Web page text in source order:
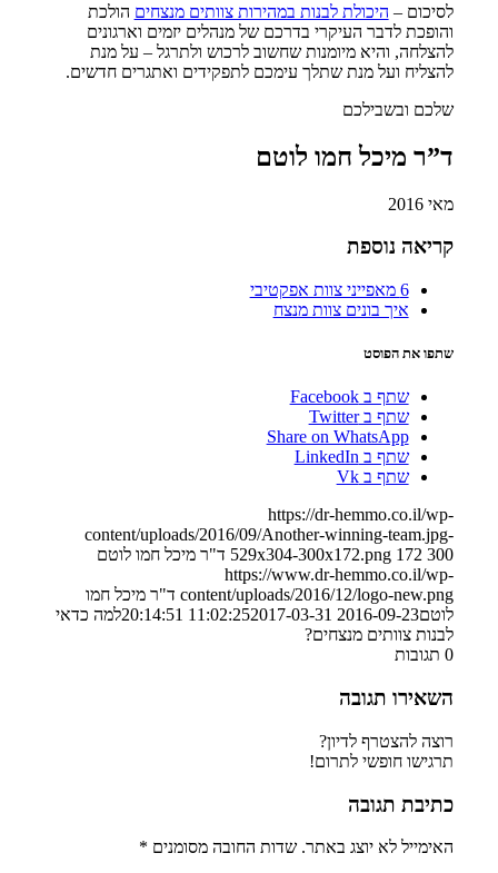
לסיכום – היכולת לבנות במהירות צוותים מנצחים הולכת
והופכת לדבר העיקרי בדרכם של מנהלים יזמים וארגונים
להצלחה, והיא מיומנות שחשוב לרכוש ולתרגל – על מנת
להצליח ועל מנת שתלך עימכם לתפקידים ואתגרים חדשים.
שלכם ובשבילכם
ד”ר מיכל חמו לוטם
מאי 2016
קריאה נוספת
6 מאפייני צוות אפקטיבי
איך בונים צוות מנצח
שתפו את הפוסט
שתף ב Facebook
שתף ב Twitter
Share on WhatsApp
שתף ב LinkedIn
שתף ב Vk
https://dr-hemmo.co.il/wp-
content/uploads/2016/09/Another-winning-team.jpg-
529x304-300x172.png 172 300
ד"ר מיכל חמו לוטם
https://www.dr-hemmo.co.il/wp-
content/uploads/2016/12/logo-new.png ד"ר מיכל חמו
לוטם2016-09-23 11:02:25
2017-03-31 20:14:51
למה כדאי
לבנות צוותים מנצחים?
0 תגובות
השאירו תגובה
רוצה להצטרף לדיון?
תרגישו חופשי לתרום!
כתיבת תגובה
האימייל לא יוצג באתר. שדות החובה מסומנים *